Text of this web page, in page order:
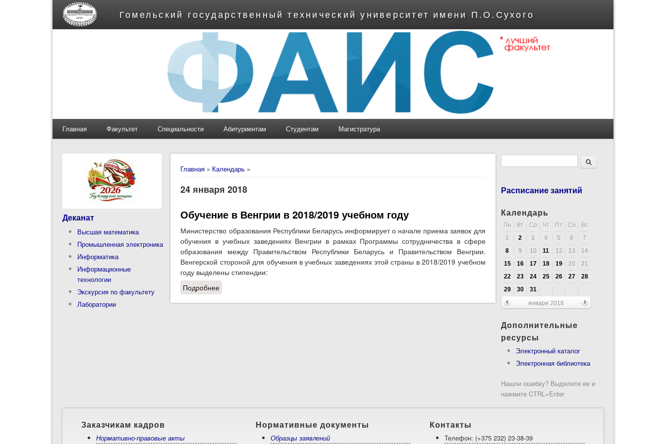
Гомельский государственный технический университет имени П.О.Сухого
Главная Факультет Специальности Абитуриентам Студентам Магистратура
Вы здесь
Главная » Календарь »
24 января 2018
Обучение в Венгрии в 2018/2019 учебном году
Министерство образования Республики Беларусь информирует о начале приема заявок для
обучения в учебных заведениях Венгрии в рамках Программы сотрудничества в сфере
образования между Правительством Республики Беларусь и Правительством Венгрии.
Венгерской стороной для обучения в учебных заведениях этой страны в 2018/2019 учебном
году выделены стипендии:
Подробнее
Деканат
Высшая математика
Промышленная электроника
Информатика
Информационные
технологии
Экскурсия по факультету
Лаборатории
Форма поискаПоиск
Расписание занятий
Календарь
Пн Вт Ср Чт Пт Сб
Вс
1
2 3 4 5 6
7
8
9 10 11 12 13
14
15
16 17 18 19 20
21
22
23 24 25 26 27
28
29
30
31
января 2018
Дополнительные
ресурсы
Электронный каталог
Электронная библиотека
Нашли ошибку? Выделите ее и
нажмите CTRL+Enter
Заказчикам кадров
Нормативно-правовые акты
Нормативные документы
Образцы заявлений
Контакты
Телефон: (+375 232) 23-38-39